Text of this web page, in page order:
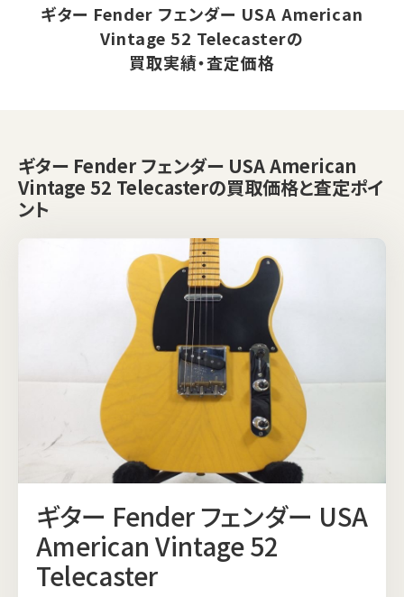
ギター Fender フェンダー USA American
Vintage 52 Telecasterの
買取実績・査定価格
ギター Fender フェンダー USA American
Vintage 52 Telecasterの買取価格と査定ポイ
ント
ギター Fender フェンダー USA
American Vintage 52
Telecaster